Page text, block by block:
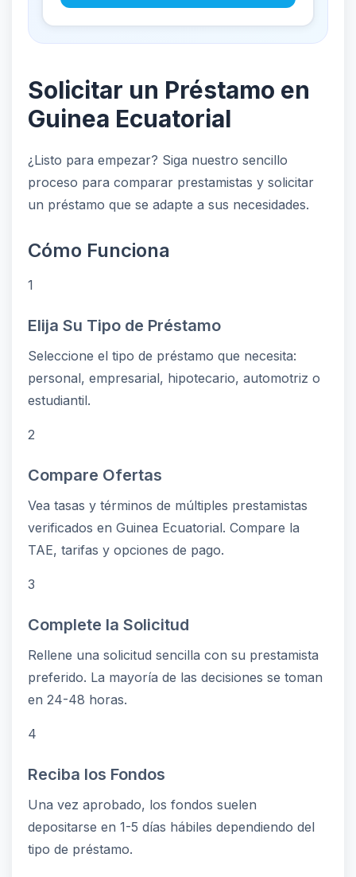
Solicitar un Préstamo en
Guinea Ecuatorial
¿Listo para empezar? Siga nuestro sencillo
proceso para comparar prestamistas y solicitar
un préstamo que se adapte a sus necesidades.
Cómo Funciona
1
Elija Su Tipo de Préstamo
Seleccione el tipo de préstamo que necesita:
personal, empresarial, hipotecario, automotriz o
estudiantil.
2
Compare Ofertas
Vea tasas y términos de múltiples prestamistas
verificados en Guinea Ecuatorial. Compare la
TAE, tarifas y opciones de pago.
3
Complete la Solicitud
Rellene una solicitud sencilla con su prestamista
preferido. La mayoría de las decisiones se toman
en 24-48 horas.
4
Reciba los Fondos
Una vez aprobado, los fondos suelen
depositarse en 1-5 días hábiles dependiendo del
tipo de préstamo.